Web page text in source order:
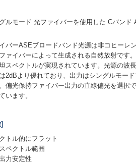
ルモード 光ファイバーを使用した Cバン
バーASEブロードバンド光源は非コヒーレ
ァイバーによって生成される自然放射です
スペクトルが実現されています。光源の波
2dBより優れており、出力はシングルモー
偏光保持ファイバー出力の直線偏光を選択
います。
トル的にフラット
ペクトル範囲
力安定性